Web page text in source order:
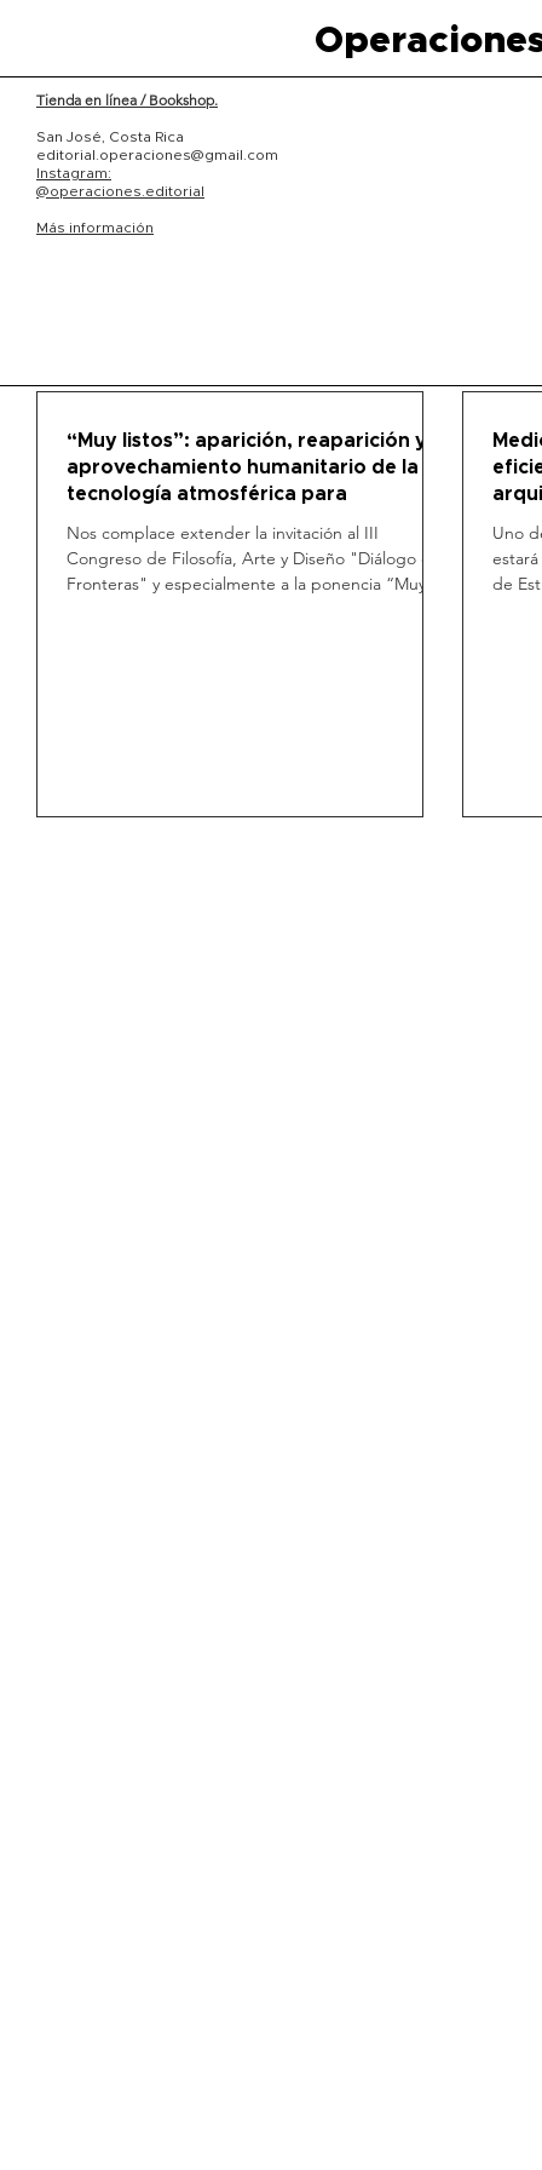
Tienda en línea / Bookshop.
San José, Costa Rica
editorial.operaciones@gmail.com
Instagram:
@operaciones.editorial
Más información
“Muy listos”: aparición, reaparición y
aprovechamiento humanitario de la
tecnología atmosférica para
Nos complace extender la invitación al III
Congreso de Filosofía, Arte y Diseño "Diálogo de
Fronteras" y especialmente a la ponencia “Muy...
Uno
de